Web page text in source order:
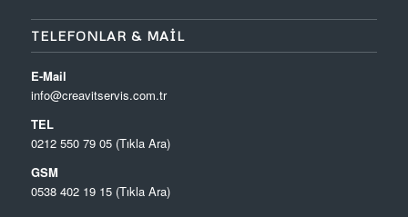
TELEFONLAR & MAIL
E-Mail
info@creavitservis.com.tr
TEL
0212 550 79 05 (Tıkla Ara)
GSM
0538 402 19 15 (Tıkla Ara)